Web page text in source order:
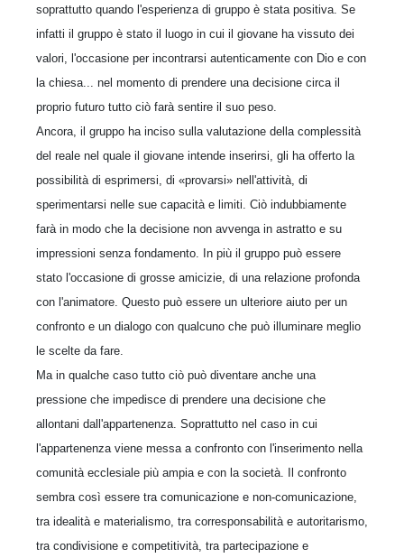
soprattutto quando l'esperienza di gruppo è stata positiva. Se
infatti il gruppo è stato il luogo in cui il giovane ha vissuto dei
valori, l'occasione per incontrarsi autenticamente con Dio e con
la chiesa... nel momento di prendere una decisione circa il
proprio futuro tutto ciò farà sentire il suo peso.
Ancora, il gruppo ha inciso sulla valutazione della complessità
del reale nel quale il giovane intende inserirsi, gli ha offerto la
possibilità di esprimersi, di «provarsi» nell'attività, di
sperimentarsi nelle sue capacità e limiti. Ciò indubbiamente
farà in modo che la decisione non avvenga in astratto e su
impressioni senza fondamento. In più il gruppo può essere
stato l'occasione di grosse amicizie, di una relazione profonda
con l'animatore. Questo può essere un ulteriore aiuto per un
confronto e un dialogo con qualcuno che può illuminare meglio
le scelte da fare.
Ma in qualche caso tutto ciò può diventare anche una
pressione che impedisce di prendere una decisione che
allontani dall'appartenenza. Soprattutto nel caso in cui
l'appartenenza viene messa a confronto con l'inserimento nella
comunità ecclesiale più ampia e con la società. Il confronto
sembra così essere tra comunicazione e non-comunicazione,
tra idealità e materialismo, tra corresponsabilità e autoritarismo,
tra condivisione e competitività, tra partecipazione e